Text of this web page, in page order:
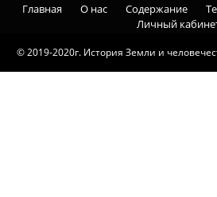
© 2019-2020г. История Земли и
Главная О нас Содержание
Личный